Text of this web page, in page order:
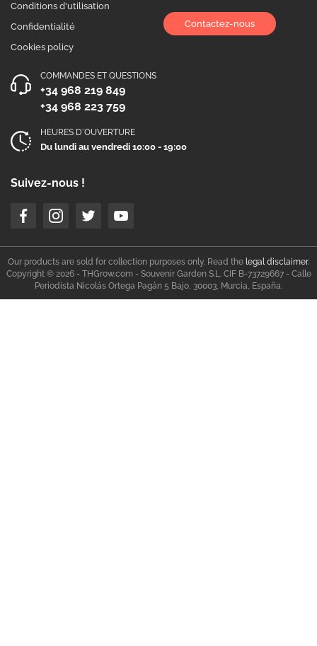
Conditions d'utilisation
Confidentialité
Cookies policy
Contactez-nous
COMMANDES ET QUESTIONS
+34 968 219 849
+34 968 223 759
HEURES D´OUVERTURE
Du lundi au vendredi 10:00 - 19:00
Suivez-nous !
Our products are sold for collection purposes only. Read the legal disclaimer.
Copyright © 2026 - THGrow.com - Souvenir Garden S.L. CIF B-73729667 - Calle
Periodista Nicolás Ortega Pagán 5 Bajo, 30003, Murcia, España.